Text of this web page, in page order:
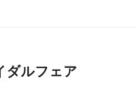
ダルフェア